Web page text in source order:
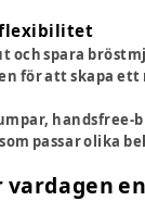
flexibilitet
och spara
för att skapa
passar olika